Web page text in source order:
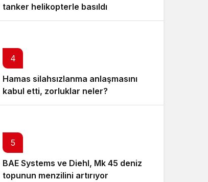
tanker helikopterle basıldı
4
Hamas silahsızlanma anlaşmasını
kabul etti, zorluklar neler?
5
BAE Systems ve Diehl, Mk 45 deniz
topunun menzilini artırıyor